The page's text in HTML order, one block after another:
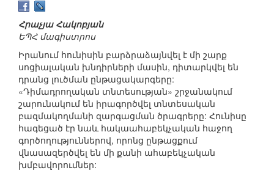
Հրաչյա Հակոբյան
ԵՊՀ մագիստրոս
Իրանում հունիսին բարձրաձայնվել է մի շարք
սոցիալական խնդիրների մասին, դիտարկվել են
դրանց լուծման ընթացակարգերը:
«Դիմադրողական տնտեսության» շրջանակում
շարունակում են իրագործվել տնտեսական
բազմակողմանի զարգացման ծրագրերը: Հունիսը
հագեցած էր նաև հակաահաբեկչական հաջող
գործողություններով, որոնց ընթացքում
վնասազերծվել են մի քանի ահաբեկչական
խմբավորումներ: